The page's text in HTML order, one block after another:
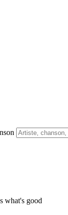
what's good